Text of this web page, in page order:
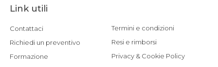
Link utili
Contattaci
Richiedi un preventivo
Formazione
Termini e condizioni
Resi e rimborsi
Privacy & Cookie Policy